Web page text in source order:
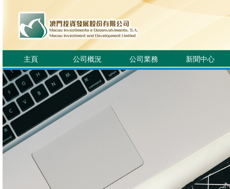
主頁 公司概況 公司業務 新聞中心